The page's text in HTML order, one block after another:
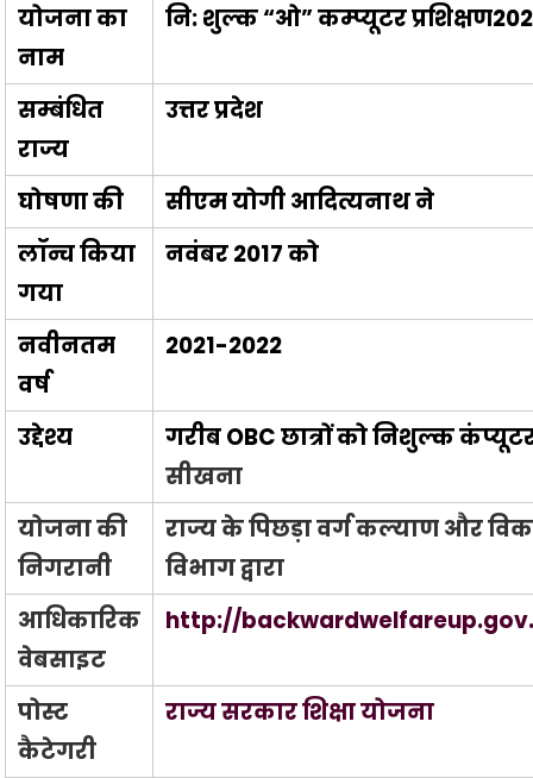
योजना का
नाम
नि: शुल्क “ओ” कम्प्यूटर
सम्बंधित
राज्य
उत्तर प्रदेश
घोषणा की
सीएम योगी आदित्यनाथ ने
लॉन्च किया
गया
नवंबर 2017 को
नवीनतम
वर्ष
2021-2022
उद्देश्य
गरीब OBC छात्रों को निशुल्क
सीखना
योजना की
निगरानी
राज्य के पिछड़ा वर्ग कल्याण और
विभाग द्वारा
आधिकारिक
वेबसाइट
http://
पोस्ट
कैटेगरी
राज्य सरकार शिक्षा योजना